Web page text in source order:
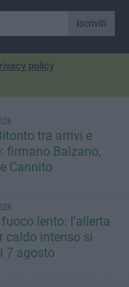
Iscriviti
policy
tra arrivi e
firmano Balzano,
Cannito
lento: l'allerta
caldo intenso si
7 agosto